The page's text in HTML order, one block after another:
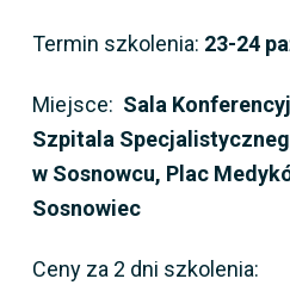
Termin szkolenia: 23-24
Miejsce: Sala
Szpitala
w Sosnowcu, Plac
Sosnowiec
Ceny za 2 dni szkolenia: